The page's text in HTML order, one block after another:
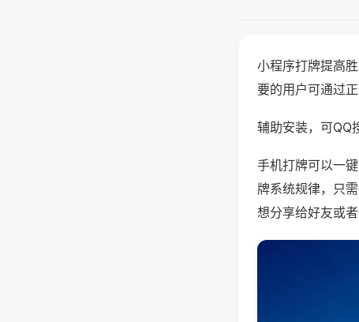
小程序打牌提高
要的用户可通过
辅助安装，可
手机打牌可以一
牌系统规律，只
想分享给好友或